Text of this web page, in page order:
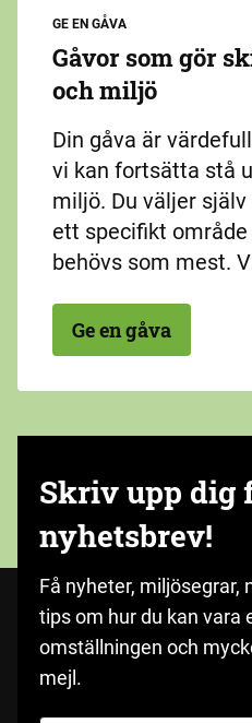
GE EN GÅVA
Gåvor som gör
och miljö
Din gåva är
vi kan fortsätta stå
miljö. Du väljer
ett specifikt
behövs som mest.
Ge en gåva
Skriv upp dig
nyhetsbrev!
Få nyheter, miljösegrar,
tips om hur du kan vara
omställningen och
mejl.